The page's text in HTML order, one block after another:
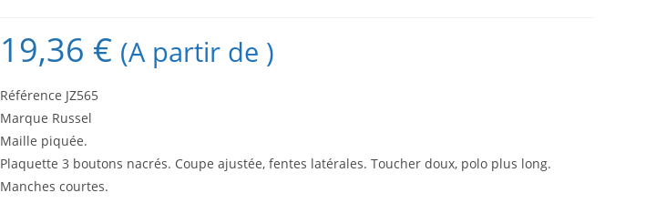
19,36 € (A partir de )
Référence JZ565
Marque Russel
Maille piquée.
Plaquette 3 boutons nacrés. Coupe ajustée, fentes latérales. Toucher doux, polo plus long.
Manches courtes.